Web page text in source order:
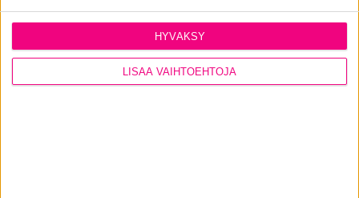
LISÄÄ VAIHTOEHTOJA
HYVÄKSY
CONTACT US